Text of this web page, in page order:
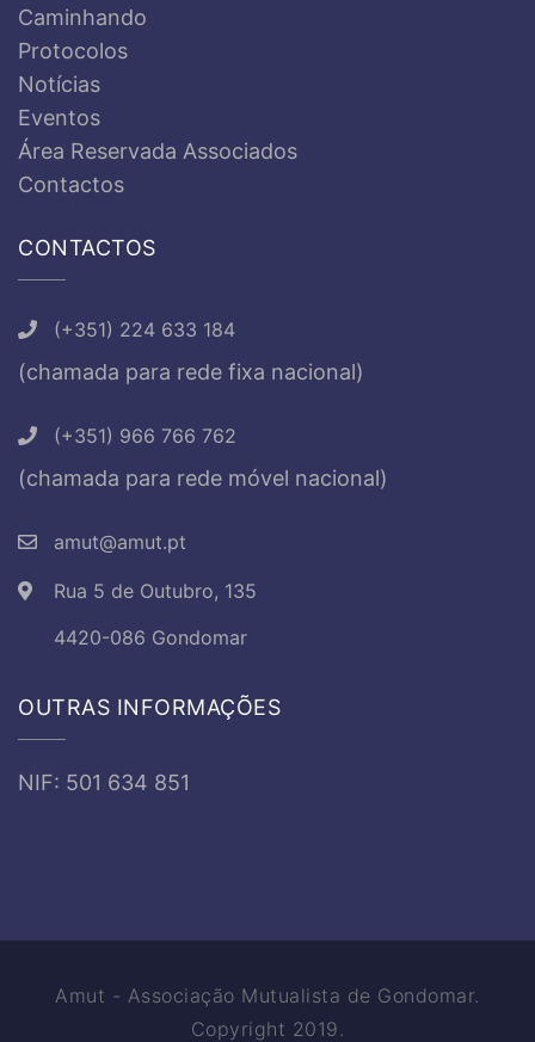
Caminhando
Protocolos
Notícias
Eventos
Área Reservada Associados
Contactos
CONTACTOS
(+351) 224 633 184
(chamada para rede fixa nacional)
(+351) 966 766 762
(chamada para rede móvel nacional)
amut@amut.pt
Rua 5 de Outubro, 135
4420-086 Gondomar
OUTRAS INFORMAÇÕES
NIF: 501 634 851
Amut - Associação Mutualista de Gondomar.
Copyright 2019.